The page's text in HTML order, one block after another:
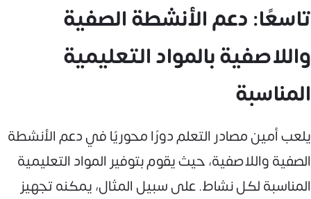
تاسعًا: دعم الأنشطة الصفية
واللاصفية بالمواد التعليمية
المناسبة
يلعب أمين مصادر التعلم دورًا محوريًا في دعم الأنشطة
الصفية واللاصفية، حيث يقوم بتوفير المواد التعليمية
المناسبة لكل نشاط. على سبيل المثال، يمكنه تجهيز